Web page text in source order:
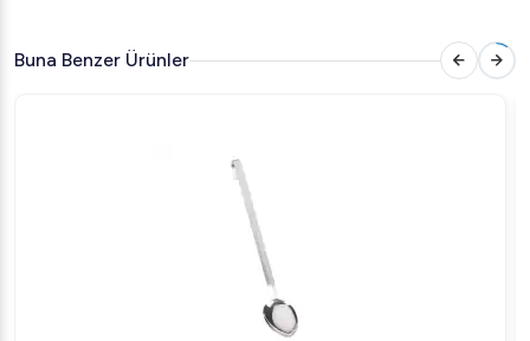
Buna Benzer Ürünler